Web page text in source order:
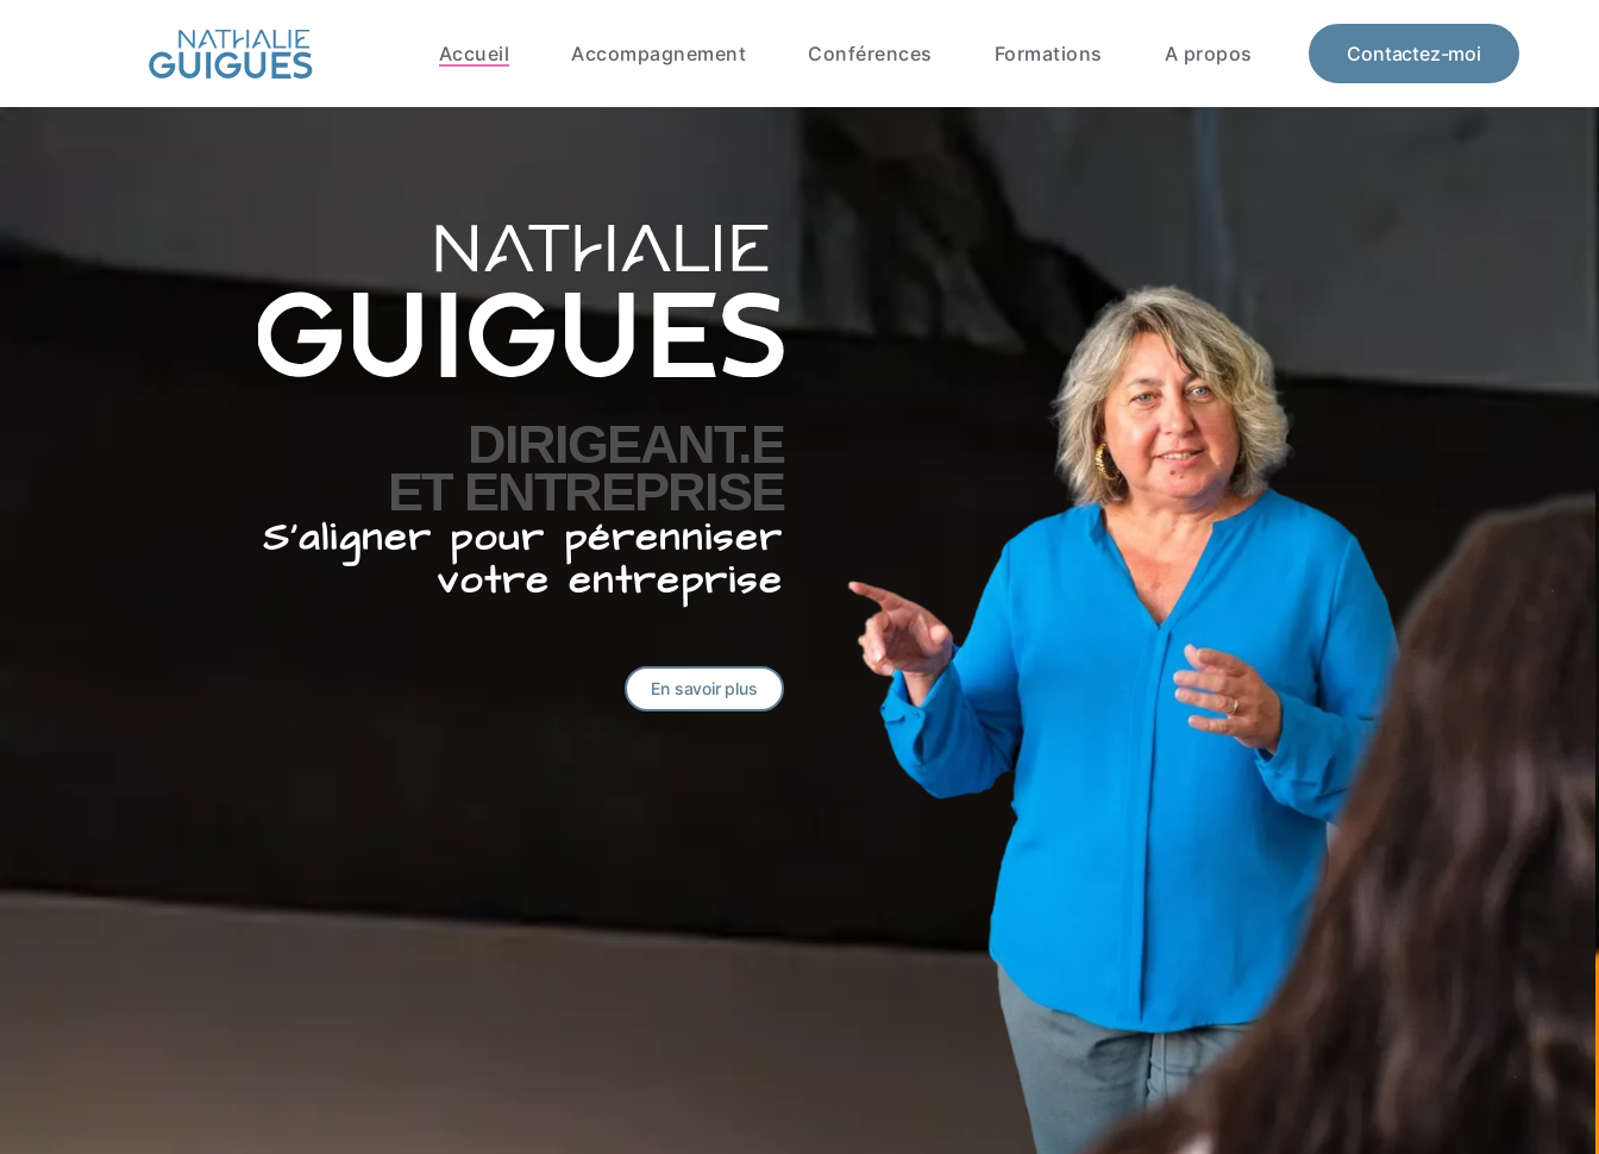
Accueil Accompagnement Conférences Formations A propos Contactez-moi
DIRIGEANT.E
ET ENTREPRISE
S’aligner pour pérenniser
votre entreprise
En savoir plus